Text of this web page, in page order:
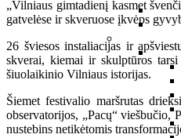
„Vilniaus gimtadienį kasmet
gatvelėse ir skveruose įkvėps
26 šviesos instaliacijas ir
skverai, kiemai ir skulptūros
šiuolaikinio Vilniaus istorijas.
Šiemet festivalio maršrutas
observatorijos, „Pacų“ viešbučio,
nustebins netikėtomis